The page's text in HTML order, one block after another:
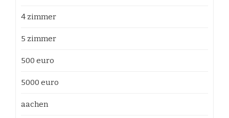
4 zimmer
5 zimmer
500 euro
5000 euro
aachen